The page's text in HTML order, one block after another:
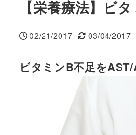
【栄養療法】ビ
投稿日
02/21/2017
更新日
03/04/2017
ビタミンB不足を